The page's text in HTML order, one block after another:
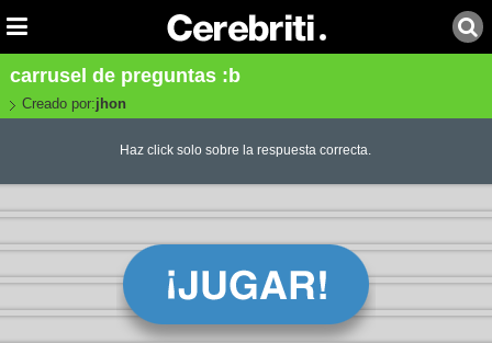
carrusel de preguntas :b
Creado por:jhon
Haz click solo sobre la respuesta correcta.